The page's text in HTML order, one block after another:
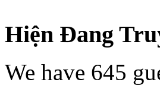
Hiện Đang
We have 645